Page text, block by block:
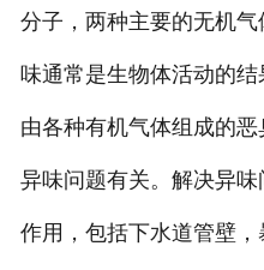
分子，两种主要的无机
味通常是生物体活动的
由各种有机气体组成的
异味问题有关。解决异
作用，包括下水道管壁，